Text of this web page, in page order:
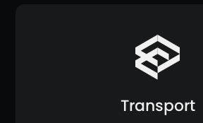
Transport